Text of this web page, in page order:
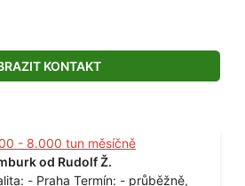
KONTAKT
- 8.000 tun měsíčně
od Rudolf Ž.